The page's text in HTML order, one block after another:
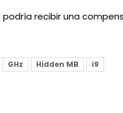
podría recibir una
GHz Hidden MB i9